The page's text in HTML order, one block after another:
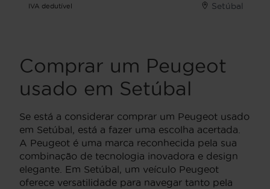
IVA dedutível Setúbal
Comprar um Peugeot
usado em Setúbal
Se está a considerar comprar um Peugeot usado
em Setúbal, está a fazer uma escolha acertada.
A Peugeot é uma marca reconhecida pela sua
combinação de tecnologia inovadora e design
elegante. Em Setúbal, um veículo Peugeot
oferece versatilidade para navegar tanto pela